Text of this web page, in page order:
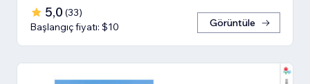
5,0 (33)
Başlangıç fiyatı: $10
Görüntüle